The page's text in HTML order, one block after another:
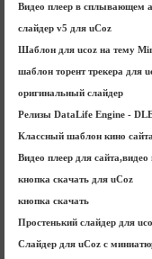
Видео плеер в сплывающем
слайдер v5 для uCoz
Шаблон для ucoz на тему
шаблон торент трекера для
оригинальный слайдер
Релизы DataLife Engine -
Классный шаблон кино сайта
Видео плеер для сайта,видео
кнопка скачать для uCoz
кнопка скачать
Простенький слайдер для
Слайдер для uCoz с